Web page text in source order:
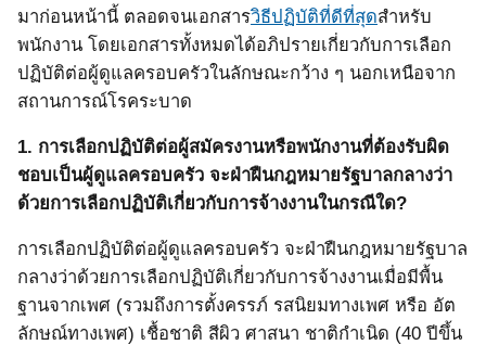
มาก่อนหน้านี้ ตลอดจนเอกสารวิธีปฏิบัติที่ดีที่สุดสำหรับ
พนักงาน โดยเอกสารทั้งหมดได้อภิปรายเกี่ยวกับการเลือก
ปฏิบัติต่อผู้ดูแลครอบครัวในลักษณะกว้าง ๆ นอกเหนือจาก
สถานการณ์โรคระบาด
1. การเลือกปฏิบัติต่อผู้สมัครงานหรือพนักงานที่ต้องรับผิด
ชอบเป็นผู้ดูแลครอบครัว จะฝ่าฝืนกฎหมายรัฐบาลกลางว่า
ด้วยการเลือกปฏิบัติเกี่ยวกับการจ้างงานในกรณีใด?
การเลือกปฏิบัติต่อผู้ดูแลครอบครัว จะฝ่าฝืนกฎหมายรัฐบาล
กลางว่าด้วยการเลือกปฏิบัติเกี่ยวกับการจ้างงานเมื่อมีพื้น
ฐานจากเพศ (รวมถึงการตั้งครรภ์ รสนิยมทางเพศ หรือ อัต
ลักษณ์ทางเพศ) เชื้อชาติ สีผิว ศาสนา ชาติกำเนิด (40 ปีขึ้น